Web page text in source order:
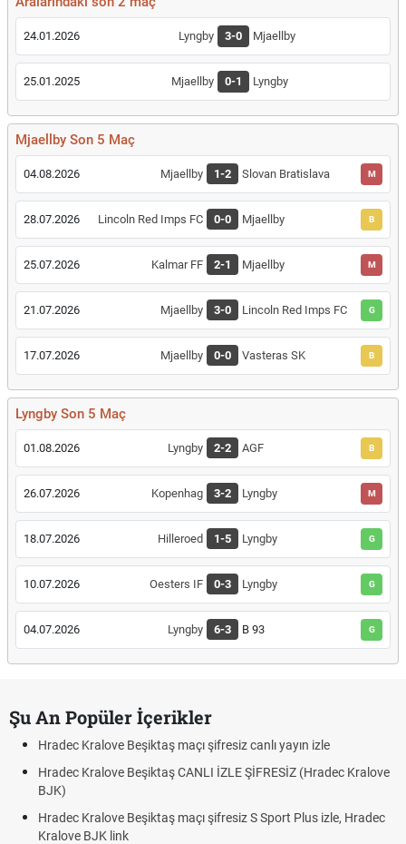
24.01.2026 Lyngby 3-0 Mjaellby
25.01.2025 Mjaellby 0-1 Lyngby
Mjaellby Son 5 Maç
04.08.2026 Mjaellby 1-2 Slovan Bratislava M
28.07.2026 Lincoln Red Imps FC 0-0 Mjaellby B
25.07.2026 Kalmar FF 2-1 Mjaellby M
21.07.2026 Mjaellby 3-0 Lincoln Red Imps FC G
17.07.2026 Mjaellby 0-0 Vasteras SK B
Lyngby Son 5 Maç
01.08.2026 Lyngby 2-2 AGF B
26.07.2026 Kopenhag 3-2 Lyngby M
18.07.2026 Hilleroed 1-5 Lyngby G
10.07.2026 Oesters IF 0-3 Lyngby G
04.07.2026 Lyngby 6-3 B 93 G
Şu An Popüler İçerikler
Hradec Kralove Beşiktaş maçı şifresiz canlı yayın izle
Hradec Kralove Beşiktaş CANLI İZLE ŞİFRESİZ (Hradec Kralove
BJK)
Hradec Kralove Beşiktaş maçı şifresiz S Sport Plus izle, Hradec
Kralove BJK link